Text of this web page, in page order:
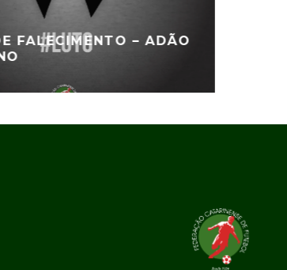
FALECIMENTO – ADÃO